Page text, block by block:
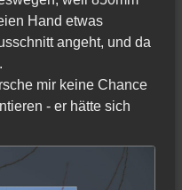
Hand etwas
angeht, und da
mir keine Chance
- er hätte sich